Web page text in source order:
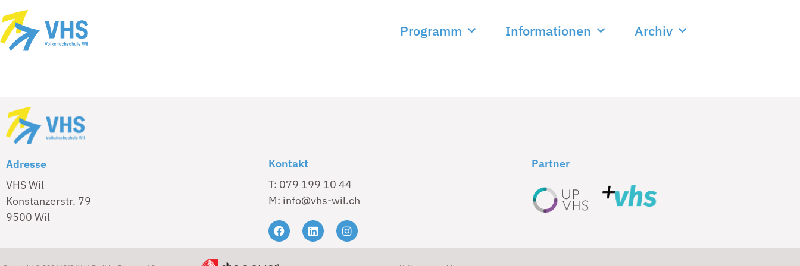
Programm Informationen Archiv
Adresse
VHS Wil
Konstanzerstr. 79
9500 Wil
Kontakt
T: 079 199 10 44
M: info@vhs-wil.ch
Partner